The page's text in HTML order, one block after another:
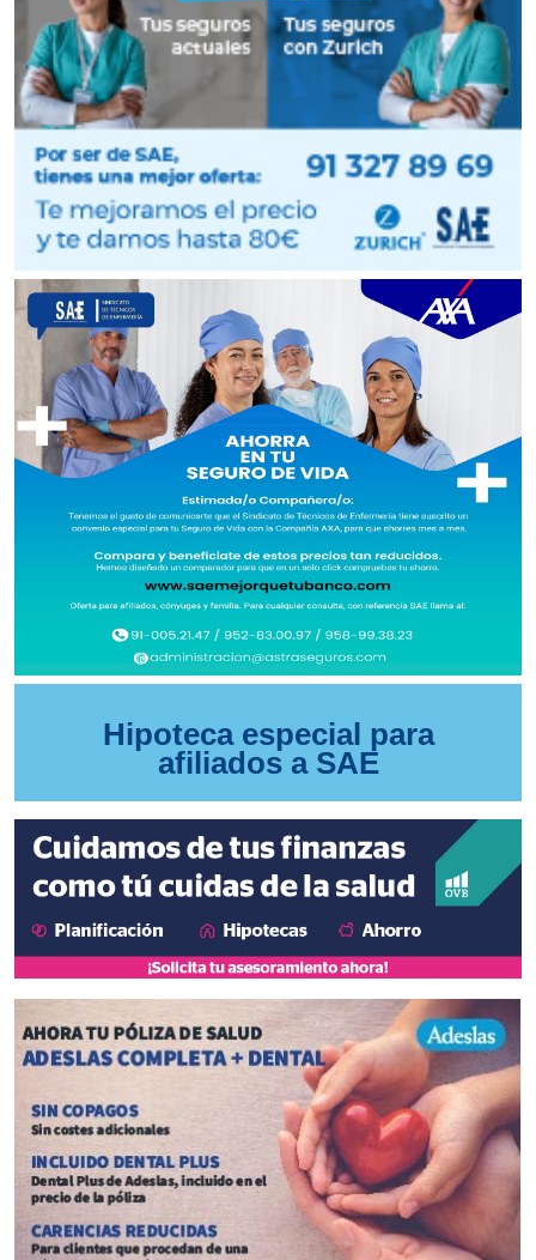
Hipoteca especial para
afiliados a SAE